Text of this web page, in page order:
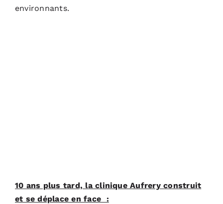
environnants.
10 ans plus tard, la clinique Aufrery construit
et se déplace en face :